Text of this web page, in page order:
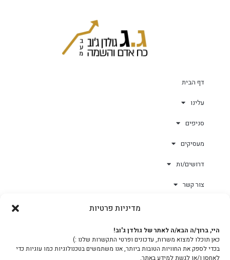
מדיניות פרטיות
היי, ברוך/ה הבא/ה לאתר של גולדן ג'וב!
כאן תוכלו למצוא משרות, עדכונים ופרטי התקשרות שלנו :)
בכדי לספק את החוויות הטובות ביותר, אנו משתמשים בטכנולוגיות כמו עוגיות כדי
לאחסן ו/או לגשת למידע באתר.
דף הבית
עלינו
סניפים
מעסיקים
דרושים/ות
צור קשר
צוות